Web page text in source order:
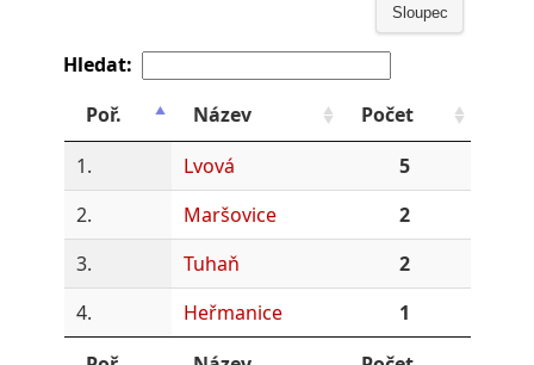
Sloupec
Hledat:
Poř.
Název
Počet
1.
Lvová
5
2.
Maršovice
2
3.
Tuhaň
2
4.
Heřmanice
1